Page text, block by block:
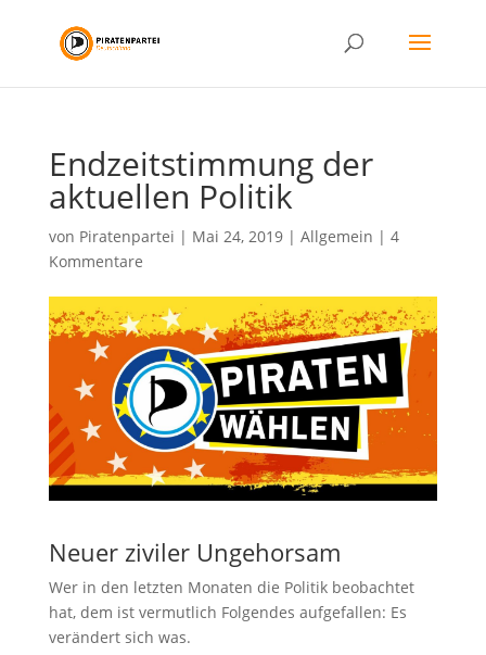
Endzeitstimmung der
aktuellen Politik
von Piratenpartei | Mai 24, 2019| Allgemein | 4
Kommentare
Neuer ziviler Ungehorsam
Wer in den letzten Monaten die Politik beobachtet
hat, dem ist vermutlich Folgendes aufgefallen: Es
verändert sich was.